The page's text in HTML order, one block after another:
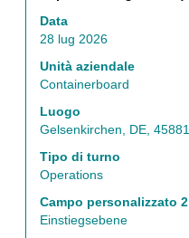
Data
28 lug 2026
Unità aziendale
Containerboard
Luogo
Gelsenkirchen, DE, 45881
Tipo di turno
Operations
Campo personalizzato 2
Einstiegsebene
selezione
con
la
barra
per
visualizzare
i
contenuti
delle
informazioni